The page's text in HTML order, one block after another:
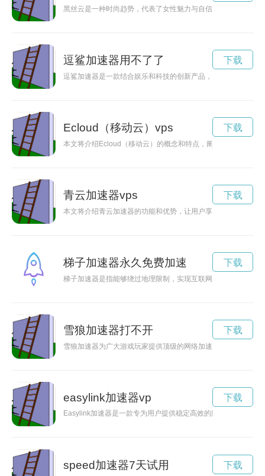
黑丝云是一种时尚趋势，代表了女性魅力与自信的象征。这种
逗鲨加速器用不了了
逗鲨加速器是一款结合娱乐和科技的创新产品，能够让用户在
下载
Ecloud（移动云）vps
本文将介绍Ecloud（移动云）的概念和特点，阐述移动云给移
下载
青云加速器vps
本文将介绍青云加速器的功能和优势，让用户享受更快的互联
下载
梯子加速器永久免费加速
梯子加速器是指能够绕过地理限制，实现互联网自由访问的工
下载
雪狼加速器打不开
雪狼加速器为广大游戏玩家提供顶级的网络加速服务，让您畅
下载
easylink加速器vp
Easylink加速器是一款专为用户提供稳定高效的网络加速服务
下载
speed加速器7天试用 下载